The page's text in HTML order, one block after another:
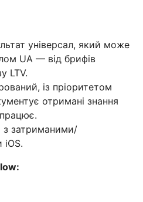
універсал, який може
UA — від брифів
LTV.
із пріоритетом
отримані знання
з затриманими/
iOS.